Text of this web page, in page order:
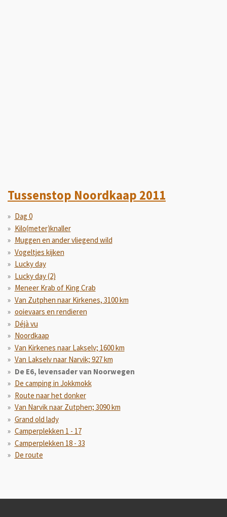
Tussenstop Noordkaap 2011
Dag 0
Kilo(meter)knaller
Muggen en ander vliegend wild
Vogeltjes kijken
Lucky day
Lucky day (2)
Meneer Krab of King Crab
Van Zutphen naar Kirkenes, 3100 km
ooievaars en rendieren
Déjà vu
Noordkaap
Van Kirkenes naar Lakselv; 1600 km
Van Lakselv naar Narvik; 927 km
De E6, levensader van Noorwegen
De camping in Jokkmokk
Route naar het donker
Van Narvik naar Zutphen; 3090 km
Grand old lady
Camperplekken 1 - 17
Camperplekken 18 - 33
De route